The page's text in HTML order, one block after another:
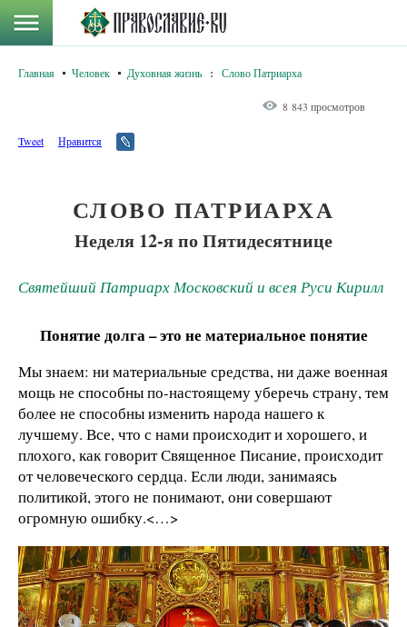
Главная Человек Духовная жизнь : Слово Патриарха
8 843 просмотров
Tweet Нравится
СЛОВО ПАТРИАРХА
Неделя 12-я по Пятидесятнице
Святейший Патриарх Московский и всея Руси Кирилл
Понятие долга – это не материальное понятие
Мы знаем: ни материальные средства, ни даже военная
мощь не способны по-настоящему уберечь страну, тем
более не способны изменить народа нашего к
лучшему. Все, что с нами происходит и хорошего, и
плохого, как говорит Священное Писание, происходит
от человеческого сердца. Если люди, занимаясь
политикой, этого не понимают, они совершают
огромную ошибку.<…>